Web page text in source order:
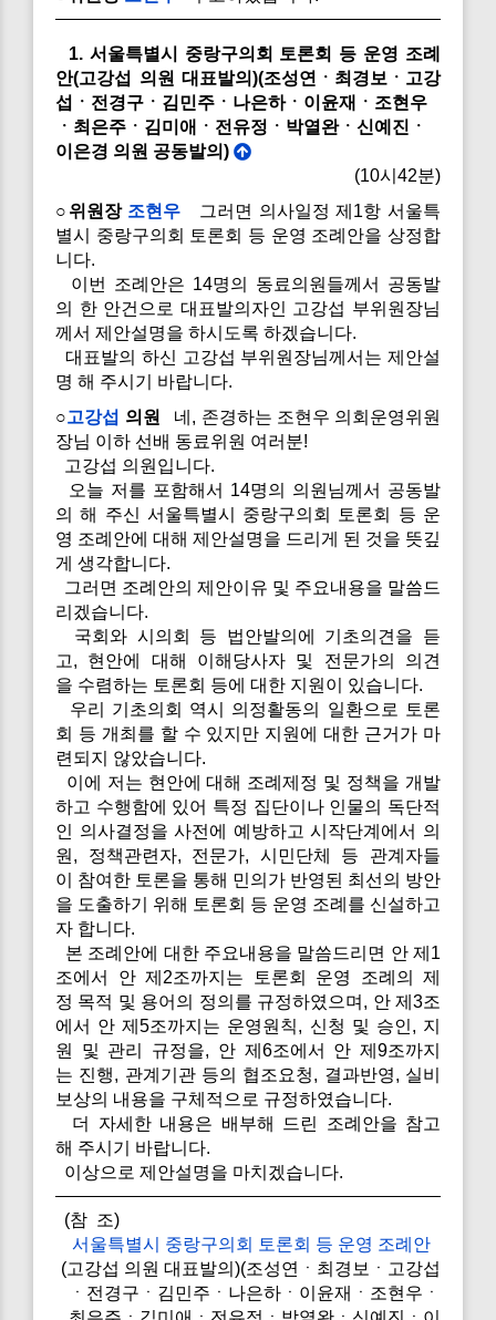
1. 서울특별시 중랑구의회 토론회 등 운영 조례
안(고강섭 의원 대표발의)(조성연ㆍ최경보ㆍ고강
섭ㆍ전경구ㆍ김민주ㆍ나은하ㆍ이윤재ㆍ조현우
ㆍ최은주ㆍ김미애ㆍ전유정ㆍ박열완ㆍ신예진ㆍ
이은경 의원 공동발의)
(10시42분)
○위원장 조현우 그러면 의사일정 제1항 서울특
별시 중랑구의회 토론회 등 운영 조례안을 상정합
니다.
이번 조례안은 14명의 동료의원들께서 공동발
의 한 안건으로 대표발의자인 고강섭 부위원장님
께서 제안설명을 하시도록 하겠습니다.
대표발의 하신 고강섭 부위원장님께서는 제안설
명 해 주시기 바랍니다.
○고강섭 의원
네, 존경하는 조현우 의회운영위원
장님 이하 선배 동료위원 여러분!
고강섭 의원입니다.
오늘 저를 포함해서 14명의 의원님께서 공동발
의 해 주신 서울특별시 중랑구의회 토론회 등 운
영 조례안에 대해 제안설명을 드리게 된 것을 뜻깊
게 생각합니다.
그러면 조례안의 제안이유 및 주요내용을 말씀드
리겠습니다.
국회와 시의회 등 법안발의에 기초의견을 듣
고, 현안에 대해 이해당사자 및 전문가의 의견
을 수렴하는 토론회 등에 대한 지원이 있습니다.
우리 기초의회 역시 의정활동의 일환으로 토론
회 등 개최를 할 수 있지만 지원에 대한 근거가 마
련되지 않았습니다.
이에 저는 현안에 대해 조례제정 및 정책을 개발
하고 수행함에 있어 특정 집단이나 인물의 독단적
인 의사결정을 사전에 예방하고 시작단계에서 의
원, 정책관련자, 전문가, 시민단체 등 관계자들
이 참여한 토론을 통해 민의가 반영된 최선의 방안
을 도출하기 위해 토론회 등 운영 조례를 신설하고
자 합니다.
본 조례안에 대한 주요내용을 말씀드리면 안 제1
조에서 안 제2조까지는 토론회 운영 조례의 제
정 목적 및 용어의 정의를 규정하였으며, 안 제3조
에서 안 제5조까지는 운영원칙, 신청 및 승인, 지
원 및 관리 규정을, 안 제6조에서 안 제9조까지
는 진행, 관계기관 등의 협조요청, 결과반영, 실비
보상의 내용을 구체적으로 규정하였습니다.
더 자세한 내용은 배부해 드린 조례안을 참고
해 주시기 바랍니다.
이상으로 제안설명을 마치겠습니다.
(참 조)
서울특별시 중랑구의회 토론회 등 운영 조례안
(고강섭 의원 대표발의)(조성연ㆍ최경보ㆍ고강섭
ㆍ전경구ㆍ김민주ㆍ나은하ㆍ이윤재ㆍ조현우ㆍ